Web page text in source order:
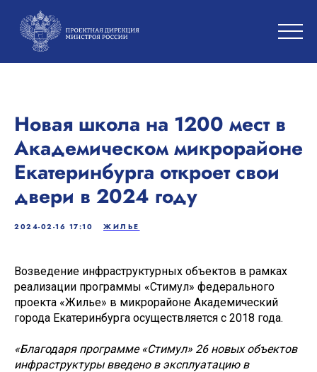
Новая школа на 1200 мест в
Академическом микрорайоне
Екатеринбурга откроет свои
двери в 2024 году
2024-02-16 17:10 ЖИЛЬЕ
Возведение инфраструктурных объектов в рамках
реализации программы «Стимул» федерального
проекта «Жилье» в микрорайоне Академический
города Екатеринбурга осуществляется с 2018 года.
«Благодаря программе «Стимул» 26 новых объектов
инфраструктуры введено в эксплуатацию в